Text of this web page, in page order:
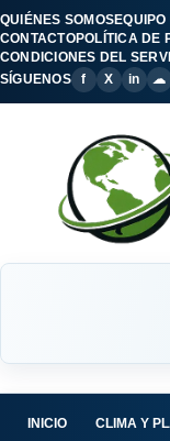
QUIÉNES SOMOS
CONTACTOPOLÍTICA DE
CONDICIONES DEL
SÍGUENOS
f X in ☁
INICIO CLIMA Y